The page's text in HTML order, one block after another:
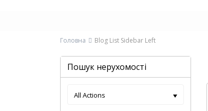
Головна Blog List Sidebar Left
Пошук нерухомості
All Actions